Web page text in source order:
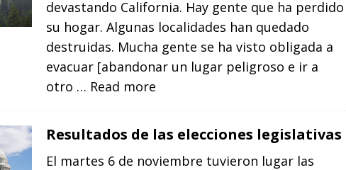
devastando California. Hay gente que ha perdido
su hogar. Algunas localidades han quedado
destruidas. Mucha gente se ha visto obligada a
evacuar [abandonar un lugar peligroso e ir a
otro … Read more
Resultados de las elecciones legislativas
El martes 6 de noviembre tuvieron lugar las